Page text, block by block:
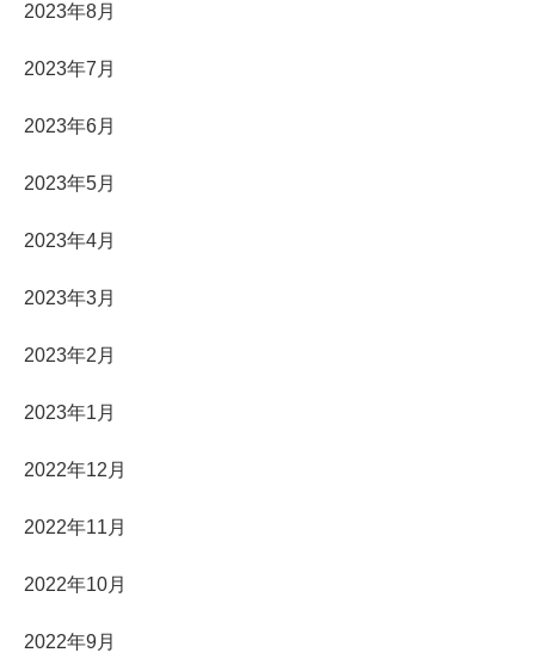
2023年8月
2023年7月
2023年6月
2023年5月
2023年4月
2023年3月
2023年2月
2023年1月
2022年12月
2022年11月
2022年10月
2022年9月